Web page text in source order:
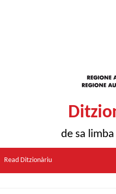
de sa
Read Ditzionàriu